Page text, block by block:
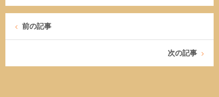
前の記事
次の記事